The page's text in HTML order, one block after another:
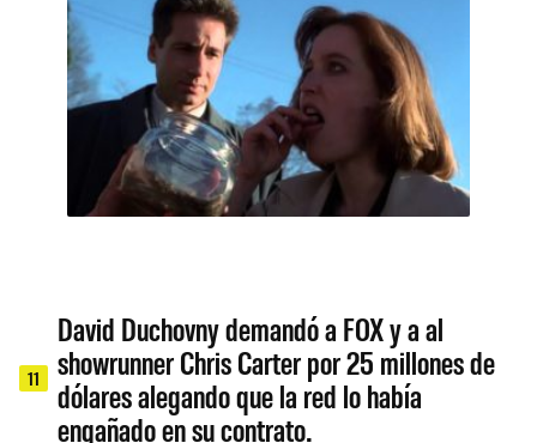
11
David Duchovny demandó a FOX y a al
showrunner Chris Carter por 25 millones de
dólares alegando que la red lo había
engañado en su contrato.